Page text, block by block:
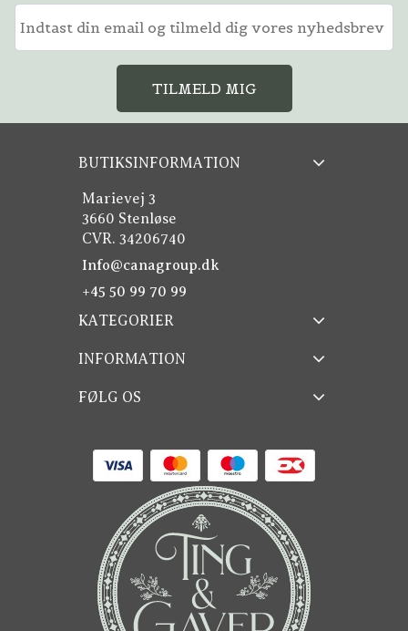
TILMELD MIG
BUTIKSINFORMATION
Marievej 3
3660 Stenløse
CVR. 34206740
Info@canagroup.dk
+45 50 99 70 99
KATEGORIER
INFORMATION
FØLG OS